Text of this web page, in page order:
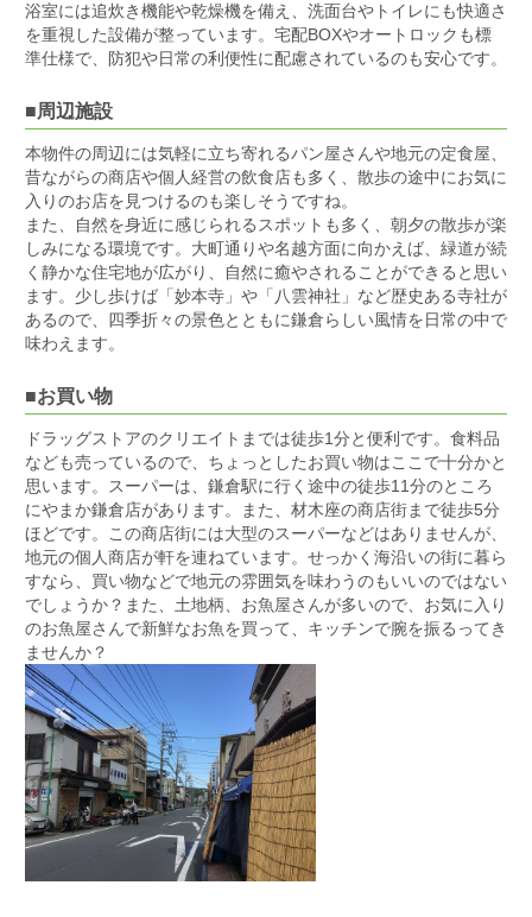
浴室には追炊き機能や乾燥機を備え、洗面台やトイレにも快適さ
を重視した設備が整っています。宅配BOXやオートロックも標
準仕様で、防犯や日常の利便性に配慮されているのも安心です。
■周辺施設
本物件の周辺には気軽に立ち寄れるパン屋さんや地元の定食屋、
昔ながらの商店や個人経営の飲食店も多く、散歩の途中にお気に
入りのお店を見つけるのも楽しそうですね。
また、自然を身近に感じられるスポットも多く、朝夕の散歩が楽
しみになる環境です。大町通りや名越方面に向かえば、緑道が続
く静かな住宅地が広がり、自然に癒やされることができると思い
ます。少し歩けば「妙本寺」や「八雲神社」など歴史ある寺社が
あるので、四季折々の景色とともに鎌倉らしい風情を日常の中で
味わえます。
■お買い物
ドラッグストアのクリエイトまでは徒歩1分と便利です。食料品
なども売っているので、ちょっとしたお買い物はここで十分かと
思います。スーパーは、鎌倉駅に行く途中の徒歩11分のところ
にやまか鎌倉店があります。また、材木座の商店街まで徒歩5分
ほどです。この商店街には大型のスーパーなどはありませんが、
地元の個人商店が軒を連ねています。せっかく海沿いの街に暮ら
すなら、買い物などで地元の雰囲気を味わうのもいいのではない
でしょうか？また、土地柄、お魚屋さんが多いので、お気に入り
のお魚屋さんで新鮮なお魚を買って、キッチンで腕を振るってき
ませんか？